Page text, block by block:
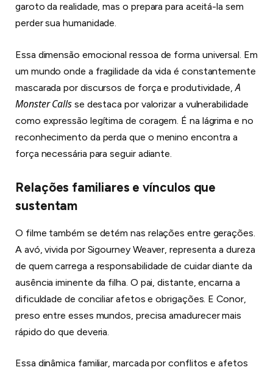
garoto da realidade, mas o prepara para aceitá-la sem
perder sua humanidade.
Essa dimensão emocional ressoa de forma universal. Em
um mundo onde a fragilidade da vida é constantemente
mascarada por discursos de força e produtividade,A
Monster Callsse destaca por valorizar a vulnerabilidade
como expressão legítima de coragem. É na lágrima e no
reconhecimento da perda que o menino encontra a
força necessária para seguir adiante.
Relações familiares e vínculos que
sustentam
O filme também se detém nas relações entre gerações.
A avó, vivida por Sigourney Weaver, representa a dureza
de quem carrega a responsabilidade de cuidar diante da
ausência iminente da filha. O pai, distante, encarna a
dificuldade de conciliar afetos e obrigações. E Conor,
preso entre esses mundos, precisa amadurecer mais
rápido do que deveria.
Essa dinâmica familiar, marcada por conflitos e afetos